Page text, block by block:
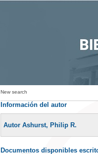
New search
Información del autor
Autor Ashurst, Philip R.
Documentos disponibles